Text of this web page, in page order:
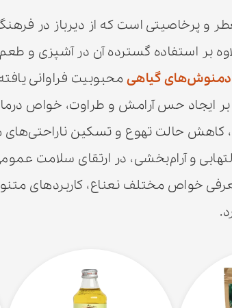
و پرخاصیتی است که از دیرباز در
بر استفاده گسترده آن در آشپزی و
دمنوش‌های گیاهی محبوبیت فراوانی
بر ایجاد حس آرامش و طراوت، خواص
کاهش حالت تهوع و تسکین
و آرام‌بخشی، در ارتقای سلامت
خواص مختلف نعناع، کاربردهای